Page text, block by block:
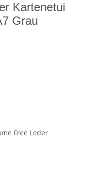
Kartenetui
Grau
Free Leder